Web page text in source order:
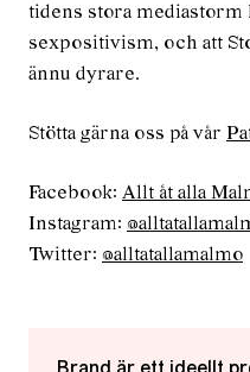
tidens stora mediastorm
sexpositivism, och att
ännu dyrare.
Stötta gärna oss på vår
Facebook: Allt åt alla
Instagram:
Twitter: @alltatallamalmo